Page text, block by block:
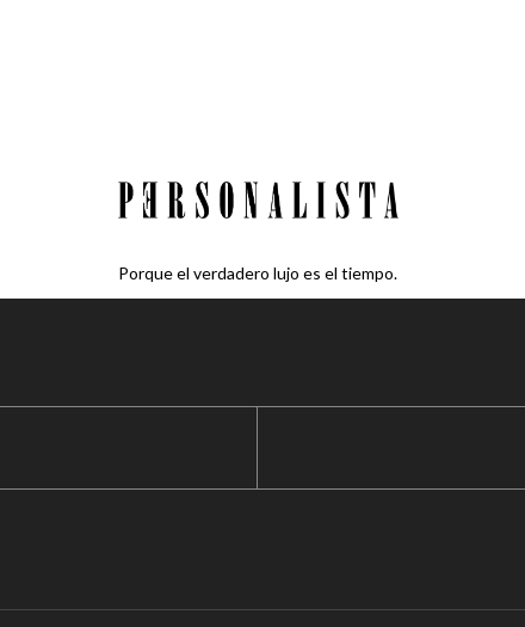
Porque el verdadero lujo es el tiempo.